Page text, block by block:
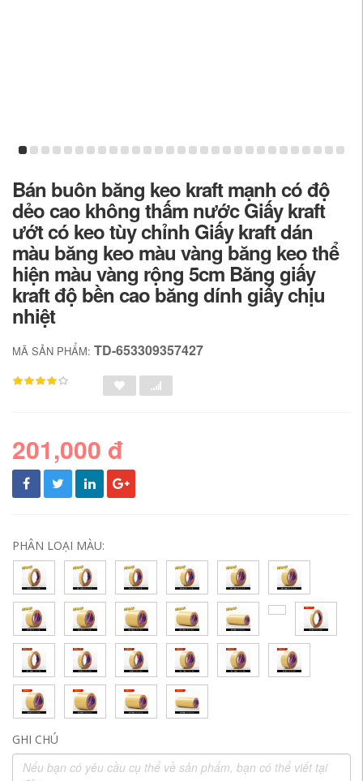
Bán buôn băng keo kraft mạnh có độ
dẻo cao không thấm nước Giấy kraft
ướt có keo tùy chỉnh Giấy kraft dán
màu băng keo màu vàng băng keo thể
hiện màu vàng rộng 5cm Băng giấy
kraft độ bền cao băng dính giấy chịu
nhiệt
MÃ SẢN PHẨM: TD-653309357427
201,000 đ
PHÂN LOẠI MÀU:
GHI CHÚ